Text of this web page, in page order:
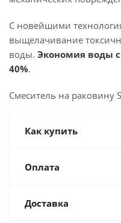
С новейшими
выщелачивание
воды. Экономия воды
40%.
Смеситель на раковину
Как купить
Оплата
Доставка